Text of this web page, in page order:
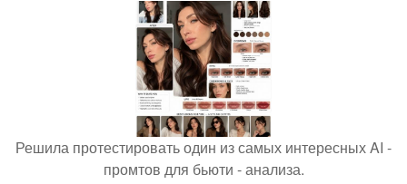
Решила протестировать один из самых интересных AI -
промтов для бьюти - анализа.